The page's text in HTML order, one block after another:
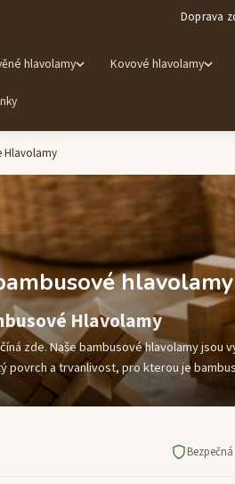
Doprava
hlavolamy Kovové hlavolamy
Hlavolamy
hlavolamy
Hlavolamy
zde. Naše bambusové hlavolamy
povrch a trvanlivost, pro kterou je